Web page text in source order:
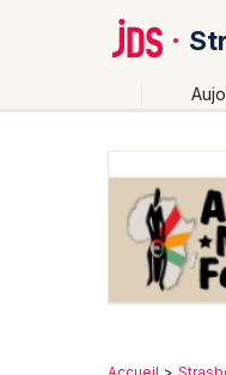
Où ?
Strasbourg et
Changer de lieu